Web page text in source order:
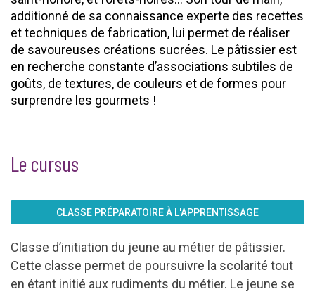
additionné de sa connaissance experte des recettes
et techniques de fabrication, lui permet de réaliser
de savoureuses créations sucrées. Le pâtissier est
en recherche constante d’associations subtiles de
goûts, de textures, de couleurs et de formes pour
surprendre les gourmets !
Le cursus
CLASSE PRÉPARATOIRE À L'APPRENTISSAGE
Classe d’initiation du jeune au métier de pâtissier.
Cette classe permet de poursuivre la scolarité tout
en étant initié aux rudiments du métier. Le jeune se